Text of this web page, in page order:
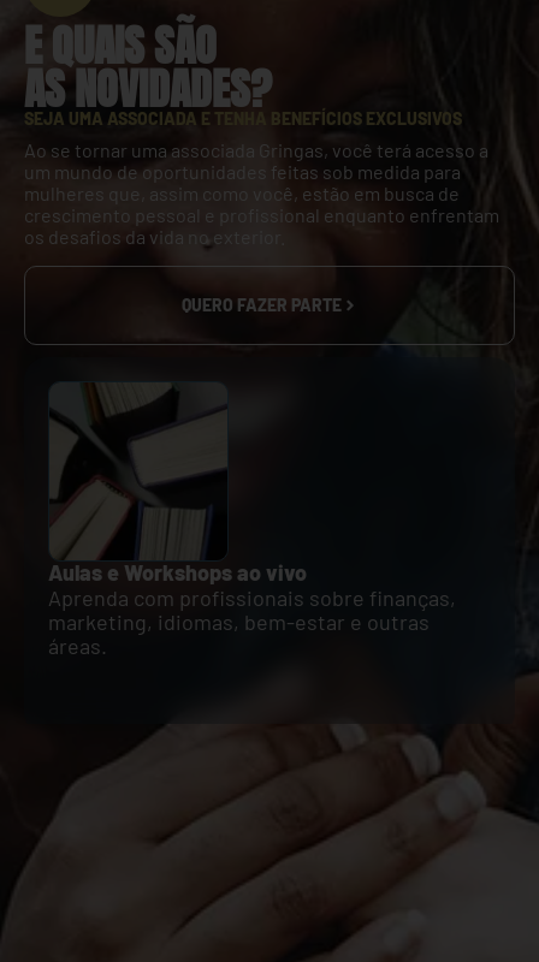
E QUAIS SÃO
AS NOVIDADES?
SEJA UMA ASSOCIADA E TENHA BENEFÍCIOS EXCLUSIVOS
Ao se tornar uma associada Gringas, você terá acesso a
um mundo de oportunidades feitas sob medida para
mulheres que, assim como você, estão em busca de
crescimento pessoal e profissional enquanto enfrentam
os desafios da vida no exterior.
QUERO FAZER PARTE
Aulas e Workshops ao vivo
Aprenda com profissionais sobre finanças,
marketing, idiomas, bem-estar e outras
áreas.